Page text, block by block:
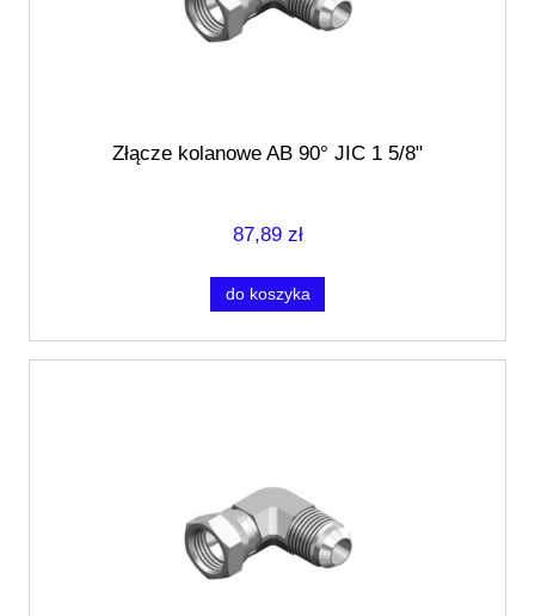
Złącze kolanowe AB 90° JIC 1 5/8"
87,89 zł
do koszyka